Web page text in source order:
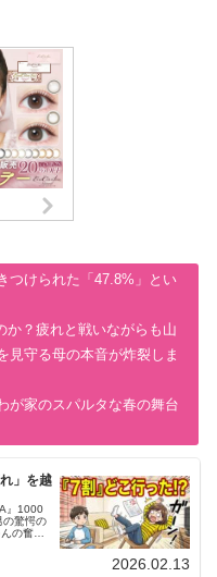
つけられた「47.8%」とい
か？疲れと戦いながらも山
見守る母の本音が炸裂しま
が家のスパルタな春の舞台
」を越
』1000
の驚愕の
の奮闘
2026.02.13